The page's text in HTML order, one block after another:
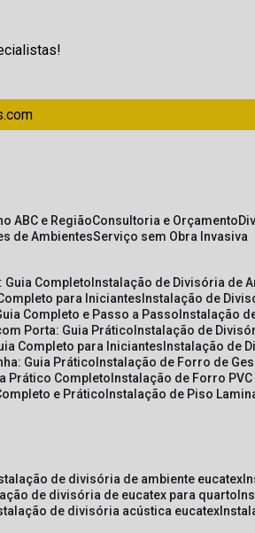
ABC e Região Consultoria e Orçamento
de Ambientes Serviço sem Obra Invasiva
Guia Completo Instalação de Divisória de
para Iniciantes Instalação de
Completo e Passo a Passo Instalação
Porta: Guia Prático Instalação de
Completo para Iniciantes Instalação de
Guia Prático Instalação de Forro de
Prático Completo Instalação de Forro
e Prático Instalação de Piso
de divisória de ambiente eucatex
de divisória de eucatex para quarto
de divisória acústica eucatex